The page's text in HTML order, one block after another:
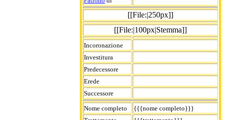
[[File:|250px]]
[[File:|100px|Stemma]]
Incoronazione
Investitura
Predecessore
Erede
Successore
Nome completo
{{{nome completo}}}